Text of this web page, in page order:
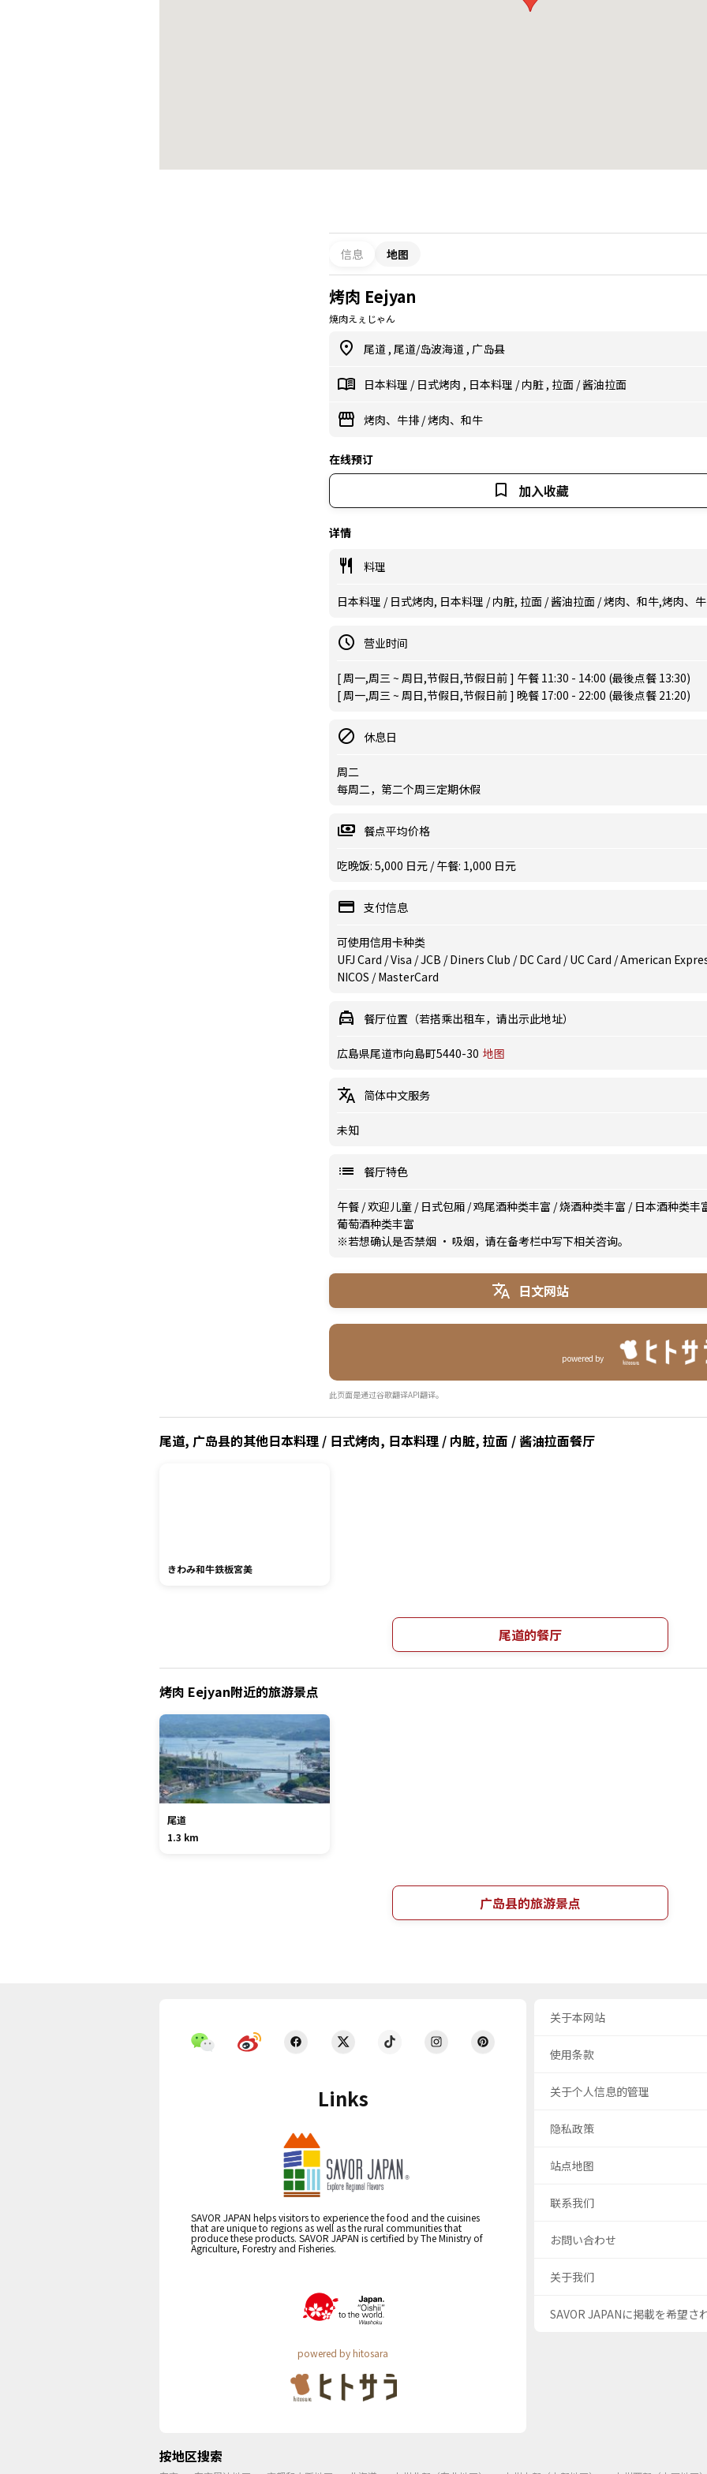
信息 地图
烤肉 Eejyan
焼肉えぇじゃん
尾道 , 尾道/岛波海道 , 广岛县
日本料理 / 日式烤肉 , 日本料理 /内脏 , 拉面 /酱油拉面
烤肉、牛排 /烤肉、和牛
在线预订
加入收藏
详情
料理
日本料理 / 日式烤肉, 日本料理 / 内脏, 拉面 / 酱油拉面 / 烤肉、和牛,烤肉、
营业时间
[ 周一,周三 ~ 周日,节假日,节假日前 ] 午餐 11:30 - 14:00 (最後点餐 13:30)
[ 周一,周三 ~ 周日,节假日,节假日前 ] 晚餐 17:00 - 22:00 (最後点餐 21:20)
休息日
周二
每周二，第二个周三定期休假
餐点平均价格
吃晚饭: 5,000 日元 / 午餐: 1,000 日元
支付信息
可使用信用卡种类
UFJ Card / Visa / JCB / Diners Club / DC Card / UC Card / American
NICOS / MasterCard
餐厅位置（若搭乘出租车，请出示此地址）
広島県尾道市向島町5440-30 地图
简体中文服务
未知
餐厅特色
午餐 /欢迎儿童 / 日式包厢 /鸡尾酒种类丰富 /烧酒种类丰富 / 日本酒种类丰
葡萄酒种类丰富
※若想确认是否禁烟 · 吸烟，请在备考栏中写下相关咨询。
日文网站
powered by
此页面是通过谷歌翻译API翻译。
尾道, 广岛县的其他日本料理 / 日式烤肉, 日本料理 / 内脏, 拉面 / 酱油拉面餐厅
きわみ和牛鉄板宮美
尾道的餐厅
烤肉 Eejyan附近的旅游景点
尾道
1.3 km
广岛县的旅游景点
Links
SAVOR JAPAN helps visitors to experience the food and the cuisines
that are unique to regions as well as the rural communities that
produce these products. SAVOR JAPAN is certified by The Ministry of
Agriculture, Forestry and Fisheries.
powered by hitosara
关于本网站
使用条款
关于个人信息的管理
隐私政策
站点地图
联系我们
お問い合わせ
关于我们
SAVOR JAPANに掲載を希望さ
按地区搜索